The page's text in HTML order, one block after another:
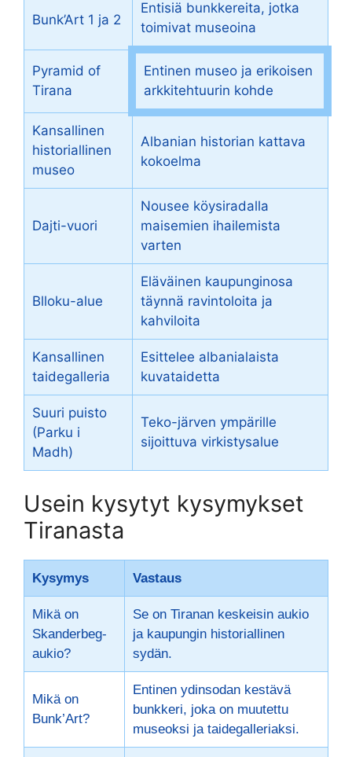
Bunk’Art 1 ja 2
Entisiä bunkkereita, jotka
toimivat museoina
Pyramid of
Tirana
Entinen museo ja erikoisen
arkkitehtuurin kohde
Kansallinen
historiallinen
museo
Albanian historian kattava
kokoelma
Dajti-vuori
Nousee köysiradalla
maisemien ihailemista
varten
Blloku-alue
Eläväinen kaupunginosa
täynnä ravintoloita ja
kahviloita
Kansallinen
taidegalleria
Esittelee albanialaista
kuvataidetta
Suuri puisto
(Parku i
Madh)
Teko-järven ympärille
sijoittuva virkistysalue
Usein kysytyt kysymykset
Tiranasta
Kysymys Vastaus
Mikä on
Skanderbeg-
aukio?
Se on Tiranan keskeisin aukio
ja kaupungin historiallinen
sydän.
Mikä on
Bunk’Art?
Entinen ydinsodan kestävä
bunkkeri, joka on muutettu
museoksi ja taidegalleriaksi.